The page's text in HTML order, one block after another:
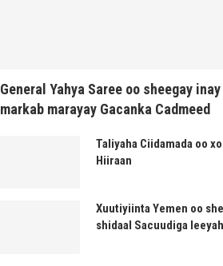
General Yahya Saree oo sheegay
markab marayay Gacanka Cadmeed
Taliyaha Ciidamada oo
Hiiraan
Xuutiyiinta Yemen oo
shidaal Sacuudiga